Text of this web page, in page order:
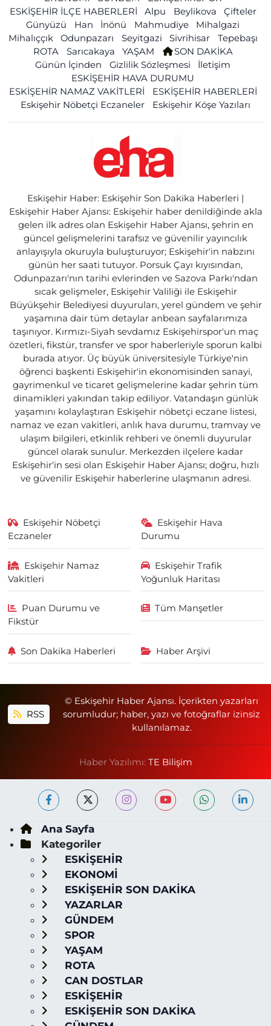
ESKİŞEHİR İLÇE HABERLERİ
Alpu Beylikova
Çifteler
Günyüzü
Han İnönü Mahmudiye
Mihalgazi
Mihalıççık
Odunpazarı Seyitgazi Sivrihisar
Tepebaşı
ROTA
Sarıcakaya YAŞAM
SON DAKİKA
Günün İçinden
Gizlilik Sözleşmesi
İletişim
ESKİŞEHİR HAVA DURUMU
ESKİŞEHİR NAMAZ VAKİTLERİ
ESKİŞEHİR HABERLERİ
Eskişehir Nöbetçi Eczaneler
Eskişehir Köşe Yazıları
Eskişehir Haber: Eskişehir Son Dakika Haberleri |
Eskişehir Haber Ajansı: Eskişehir haber denildiğinde akla
gelen ilk adres olan Eskişehir Haber Ajansı, şehrin en
güncel gelişmelerini tarafsız ve güvenilir yayıncılık
anlayışıyla okuruyla buluşturuyor; Eskişehir'in nabzını
günün her saati tutuyor. Porsuk Çayı kıyısından,
Odunpazarı'nın tarihi evlerinden ve Sazova Parkı'ndan
sıcak gelişmeler, Eskişehir Valiliği ile Eskişehir
Büyükşehir Belediyesi duyuruları, yerel gündem ve şehir
yaşamına dair tüm detaylar anbean sayfalarımıza
taşınıyor. Kırmızı-Siyah sevdamız Eskişehirspor'un maç
özetleri, fikstür, transfer ve spor haberleriyle sporun kalbi
burada atıyor. Üç büyük üniversitesiyle Türkiye'nin
öğrenci başkenti Eskişehir'in ekonomisinden sanayi,
gayrimenkul ve ticaret gelişmelerine kadar şehrin tüm
dinamikleri yakından takip ediliyor. Vatandaşın günlük
yaşamını kolaylaştıran Eskişehir nöbetçi eczane listesi,
namaz ve ezan vakitleri, anlık hava durumu, tramvay ve
ulaşım bilgileri, etkinlik rehberi ve önemli duyurular
güncel olarak sunulur. Merkezden ilçelere kadar
Eskişehir'in sesi olan Eskişehir Haber Ajansı; doğru, hızlı
ve güvenilir Eskişehir haberlerine ulaşmanın adresi.
Eskişehir Nöbetçi
Eczaneler
Eskişehir Hava
Durumu
Eskişehir Namaz
Vakitleri
Eskişehir Trafik
Yoğunluk Haritası
Puan Durumu ve
Fikstür
Tüm Manşetler
Son Dakika Haberleri Haber Arşivi
RSS
© Eskişehir Haber Ajansı. İçerikten yazarları
sorumludur; haber, yazı ve fotoğraflar izinsiz
kullanılamaz.
Haber Yazılımı: TE Bilişim
Ana Sayfa
Kategoriler
ESKİŞEHİR
EKONOMİ
ESKİŞEHİR SON DAKİKA
YAZARLAR
GÜNDEM
SPOR
YAŞAM
ROTA
CAN DOSTLAR
ESKİŞEHİR
ESKİŞEHİR SON DAKİKA